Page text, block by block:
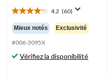
4.2 (60)
4.2
étoile(s)
sur
5.
60
évaluations
Mieux notés Exclusivité
#006-3095X
Vérifiez la disponibilité